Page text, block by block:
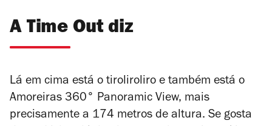
A Time Out diz
Lá em cima está o tiroliroliro e também está o
Amoreiras 360° Panoramic View, mais
precisamente a 174 metros de altura. Se gosta